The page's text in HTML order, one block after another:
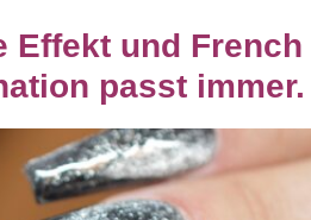
Effekt und French
passt immer.